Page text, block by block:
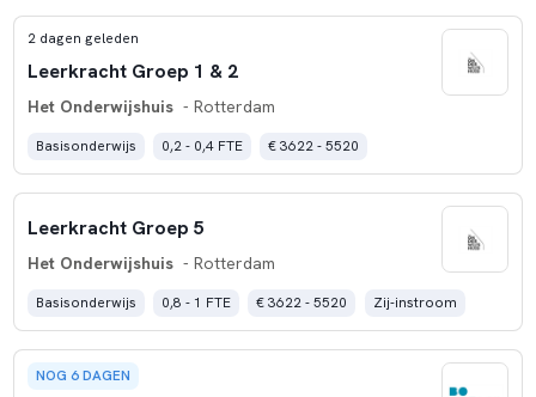
2 dagen geleden
Leerkracht Groep 1 & 2
Het Onderwijshuis - Rotterdam
Basisonderwijs 0,2 - 0,4 FTE € 3622 - 5520
Leerkracht Groep 5
Het Onderwijshuis - Rotterdam
Basisonderwijs 0,8 - 1 FTE € 3622 - 5520 Zij-instroom
NOG 6 DAGEN